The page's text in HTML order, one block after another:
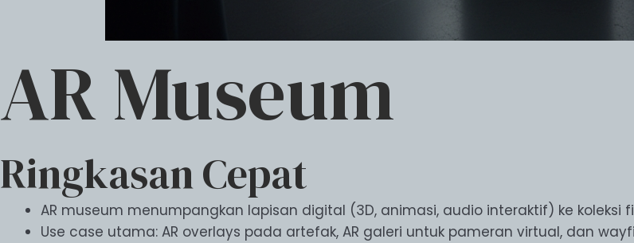
AR Museum
Ringkasan Cepat
AR museum menumpangkan lapisan digital (3D, animasi, audio interaktif) ke
Use case utama: AR overlays pada artefak, AR galeri untuk pameran virtual, dan